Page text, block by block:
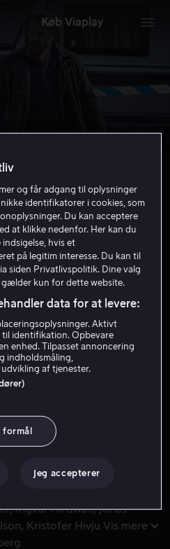
Køb Viaplay
2016 1 t. 31 min
15 år
59 kr
79 kr
på en nedslidt
på en nedslidt
lig. Ejeren, en ung,
Ingvar Hirdwall Jonas
Kristofer Hivju Vis mere
og får adgang til oplysninger
identifikatorer i cookies, som
Du kan acceptere
at klikke nedenfor. Her kan du
hvis et
på legitim interesse. Du kan til
siden Privatlivspolitik. Dine valg
kun for dette website.
data for at levere:
Aktivt
til identifikation. Opbevare
enhed. Tilpasset annoncering
indholdsmåling,
af tjenester.
formål
Jeg accepterer